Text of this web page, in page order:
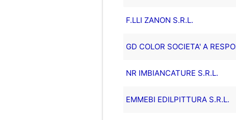
F.LLI ZANON S.R.L.
GD COLOR SOCIETA' A
NR IMBIANCATURE S.R.L.
EMMEBI EDILPITTURA S.R.L.